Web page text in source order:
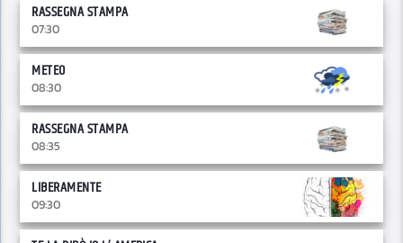
RASSEGNA STAMPA
07:30
METEO
08:30
RASSEGNA STAMPA
08:35
LIBERAMENTE
09:30